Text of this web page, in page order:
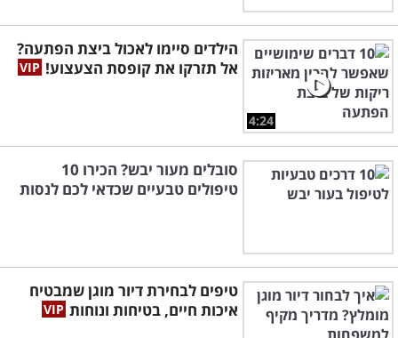
4:24
הילדים סיימו לאכול ביצת הפתעה?
אל תזרקו את קופסת הצעצוע!
סובלים מעור יבש? הכירו 10
טיפולים טבעיים שכדאי לכם לנסות
טיפים לבחירת דיור מוגן שמבטיח
איכות חיים, בטיחות ונוחות